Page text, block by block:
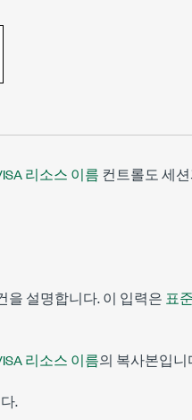
리소스 이름 컨트롤도 세
을 설명합니다. 이 입력은 표
리소스 이름의 복사본입니
.